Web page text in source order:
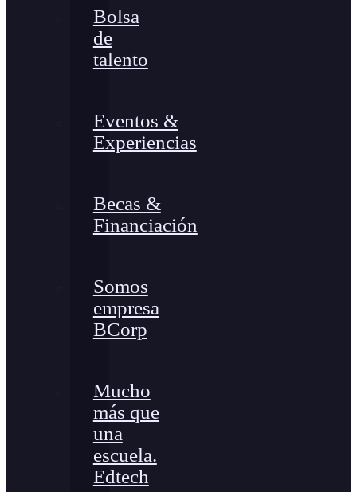
Bolsa
de
talento
Eventos &
Experiencias
Becas &
Financiación
Somos
empresa
BCorp
Mucho
más que
una
escuela.
Edtech